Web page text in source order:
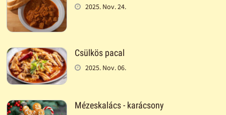
2025. Nov. 24.
Csülkös pacal
2025. Nov. 06.
Mézeskalács - karácsony